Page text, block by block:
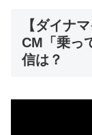
【ダイナ
CM「乗っ
信は？